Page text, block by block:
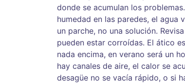
donde se acumulan los
humedad en las paredes, el agua
un parche, no una solución.
pueden estar corroídas. El ático
nada encima, en verano será un
hay canales de aire, el calor se
desagüe no se vacía rápido, o si